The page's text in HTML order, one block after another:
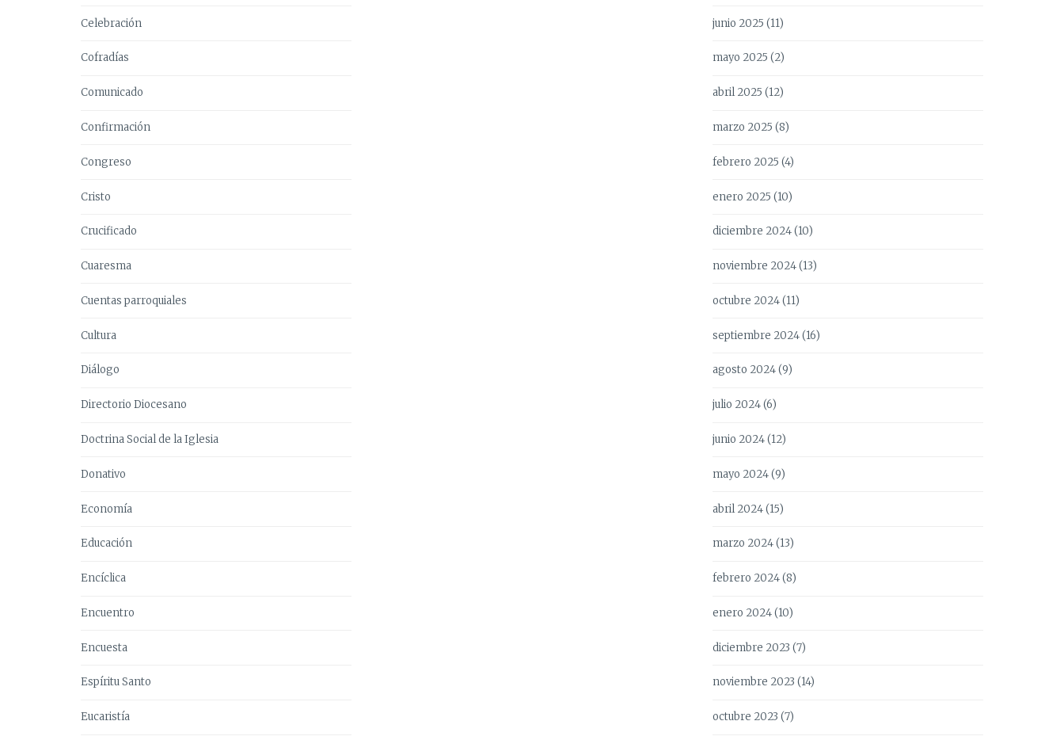
Celebración
Cofradías
Comunicado
Confirmación
Congreso
Cristo
Crucificado
Cuaresma
Cuentas parroquiales
Cultura
Diálogo
Directorio Diocesano
Doctrina Social de la Iglesia
Donativo
Economía
Educación
Encíclica
Encuentro
Encuesta
Espíritu Santo
Eucaristía
junio 2025 (11)
mayo 2025 (2)
abril 2025 (12)
marzo 2025 (8)
febrero 2025 (4)
enero 2025 (10)
diciembre 2024(10)
noviembre 2024(13)
octubre 2024(11)
septiembre 2024(16)
agosto 2024(9)
julio 2024(6)
junio 2024(12)
mayo 2024(9)
abril 2024(15)
marzo 2024(13)
febrero 2024(8)
enero 2024(10)
diciembre 2023 (7)
noviembre 2023 (14)
octubre 2023 (7)